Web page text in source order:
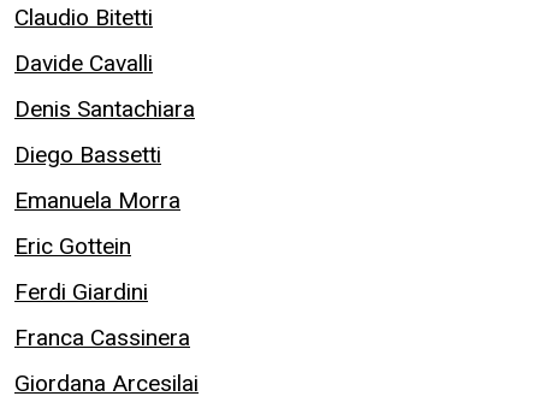
Claudio Bitetti
Davide Cavalli
Denis Santachiara
Diego Bassetti
Emanuela Morra
Eric Gottein
Ferdi Giardini
Franca Cassinera
Giordana Arcesilai